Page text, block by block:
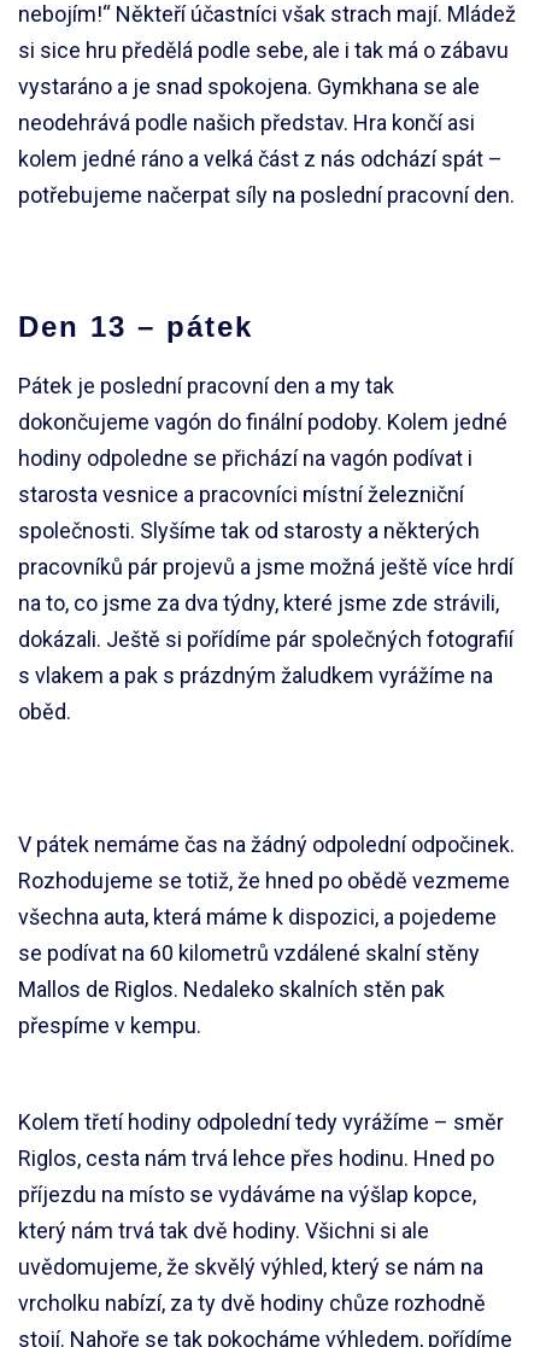
nebojím!“ Někteří účastníci však strach mají. Mládež
si sice hru předělá podle sebe, ale i tak má o zábavu
vystaráno a je snad spokojena. Gymkhana se ale
neodehrává podle našich představ. Hra končí asi
kolem jedné ráno a velká část z nás odchází spát –
potřebujeme načerpat síly na poslední pracovní den.
Den 13 – pátek
Pátek je poslední pracovní den a my tak
dokončujeme vagón do finální podoby. Kolem jedné
hodiny odpoledne se přichází na vagón podívat i
starosta vesnice a pracovníci místní železniční
společnosti. Slyšíme tak od starosty a některých
pracovníků pár projevů a jsme možná ještě více hrdí
na to, co jsme za dva týdny, které jsme zde strávili,
dokázali. Ještě si pořídíme pár společných fotografií
s vlakem a pak s prázdným žaludkem vyrážíme na
oběd.
V pátek nemáme čas na žádný odpolední odpočinek.
Rozhodujeme se totiž, že hned po obědě vezmeme
všechna auta, která máme k dispozici, a pojedeme
se podívat na 60 kilometrů vzdálené skalní stěny
Mallos de Riglos. Nedaleko skalních stěn pak
přespíme v kempu.
Kolem třetí hodiny odpolední tedy vyrážíme – směr
Riglos, cesta nám trvá lehce přes hodinu. Hned po
příjezdu na místo se vydáváme na výšlap kopce,
který nám trvá tak dvě hodiny. Všichni si ale
uvědomujeme, že skvělý výhled, který se nám na
vrcholku nabízí, za ty dvě hodiny chůze rozhodně
stojí. Nahoře se tak pokocháme výhledem, pořídíme